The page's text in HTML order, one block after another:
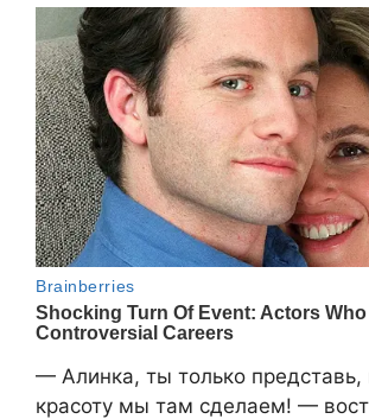
— Алинка, ты только представь,
красоту мы там сделаем! —